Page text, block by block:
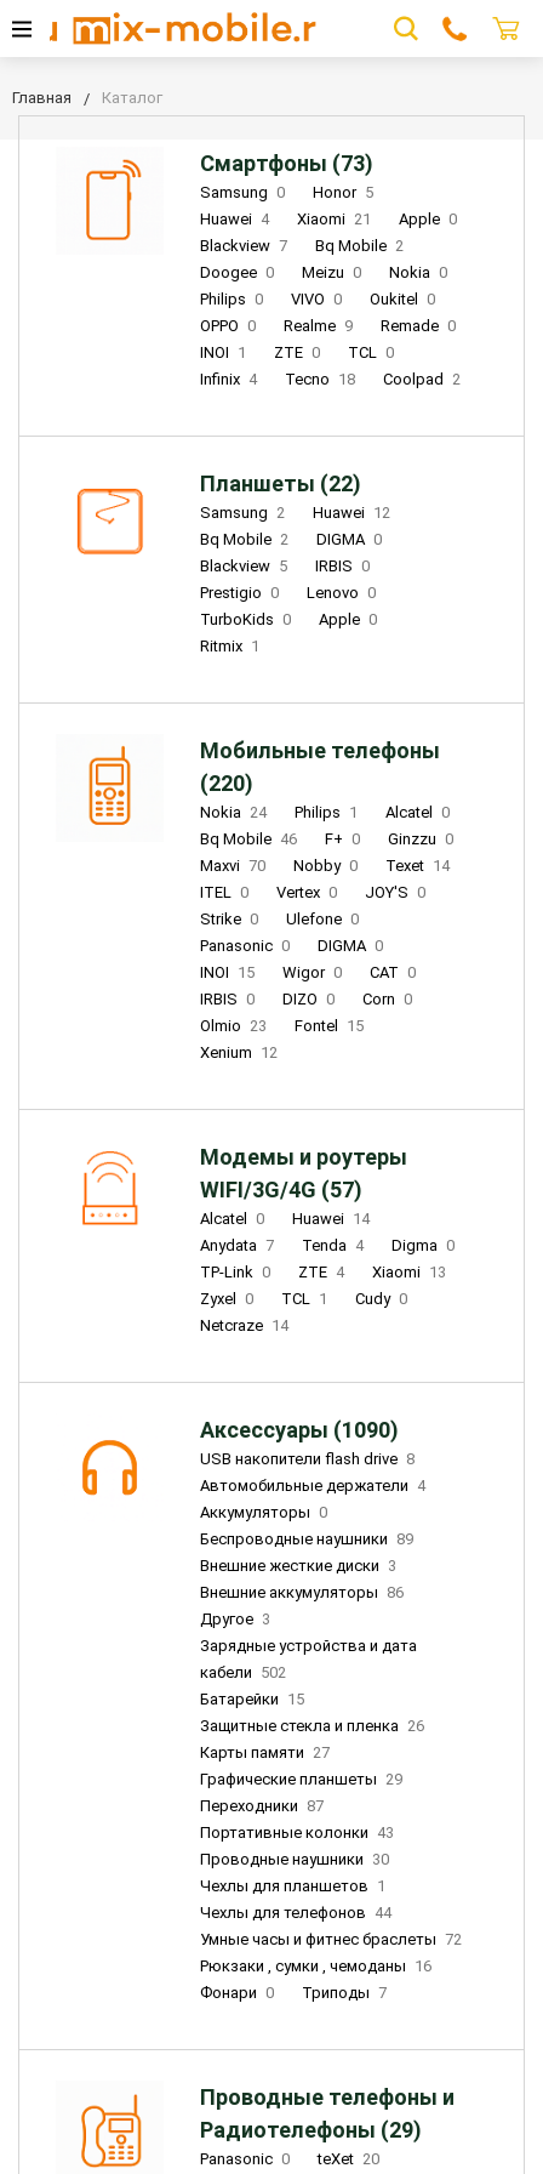
Главная Каталог
Смартфоны (73)
Samsung 0 Honor 5
Huawei 4 Xiaomi 21 Apple 0
Blackview 7 Bq Mobile 2
Doogee 0 Meizu 0 Nokia 0
Philips 0 VIVO 0 Oukitel
0
OPPO 0 Realme 9 Remade 0
INOI 1 ZTE 0 TCL 0
Infinix 4 Tecno 18 Coolpad 2
Планшеты (22)
Samsung 2 Huawei 12
Bq Mobile 2 DIGMA 0
Blackview 5 IRBIS 0
Prestigio 0 Lenovo 0
TurboKids 0 Apple 0
Ritmix 1
Мобильные телефоны
(220)
Nokia 24 Philips 1 Alcatel
0
Bq Mobile 46 F+ 0 Ginzzu 0
Maxvi 70 Nobby 0 Texet 14
ITEL 0 Vertex 0 JOY'S 0
Strike 0 Ulefone 0
Panasonic 0 DIGMA 0
INOI 15 Wigor 0 CAT 0
IRBIS 0 DIZO 0 Corn 0
Olmio 23 Fontel
15
Xenium 12
Модемы и роутеры
WIFI/3G/4G (57)
Alcatel 0 Huawei 14
Anydata 7 Tenda 4 Digma 0
TP-Link 0 ZTE 4 Xiaomi 13
Zyxel
0 TCL 1 Cudy 0
Netcraze 14
Аксессуары (1090)
USB накопители flash drive 8
Автомобильные держатели 4
Аккумуляторы 0
Беспроводные наушники 89
Внешние жесткие диски 3
Внешние аккумуляторы 86
Другое 3
Зарядные устройства и дата
кабели 502
Батарейки 15
Защитные стекла и пленка 26
Карты памяти 27
Графические планшеты 29
Переходники 87
Портативные колонки 43
Проводные наушники 30
Чехлы для планшетов 1
Чехлы для телефонов 44
Умные часы и фитнес браслеты 72
Рюкзаки , сумки , чемоданы 16
Фонари 0 Триподы 7
Проводные телефоны и
Радиотелефоны (29)
Panasonic 0 teXet 20